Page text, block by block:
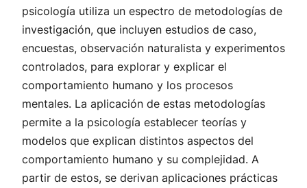
psicología utiliza un espectro de metodologías de
investigación, que incluyen estudios de caso,
encuestas, observación naturalista y experimentos
controlados, para explorar y explicar el
comportamiento humano y los procesos
mentales. La aplicación de estas metodologías
permite a la psicología establecer teorías y
modelos que explican distintos aspectos del
comportamiento humano y su complejidad. A
partir de estos, se derivan aplicaciones prácticas